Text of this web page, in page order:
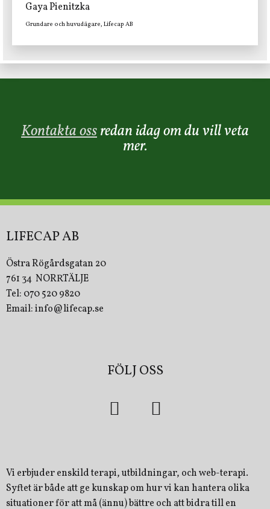
Gaya Pienitzka
Grundare och huvudägare, Lifecap AB
Kontakta ossredan idag om du vill veta
mer.
LIFECAP AB
Östra Rögårdsgatan 20
761 34 NORRTÄLJE
Tel: 070 520 9820
Email: info@lifecap.se
FÖLJ OSS
Vi erbjuder enskild terapi, utbildningar, och web-terapi.
Syftet är både att ge kunskap om hur vi kan hantera olika
situationer för att må (ännu) bättre och att bidra till en